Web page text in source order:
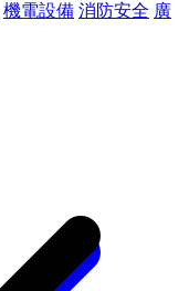
機電設備 消防安全 廣